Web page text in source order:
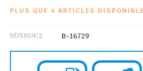
PLUS QUE 4 ARTICLES
RÉFÉRENCE B-16729